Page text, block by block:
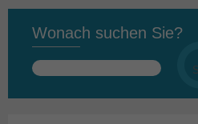
Wonach suchen Sie?
Suchen